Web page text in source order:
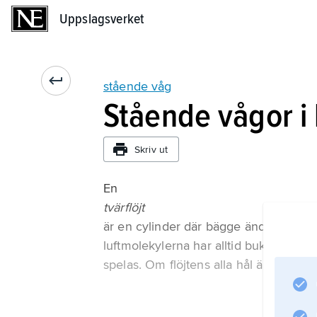
Uppslagsverket
stående våg
Stående vågor
Skriv ut
En
tvärflöjt
är en cylinder där bägge ändarna är
luftmolekylerna har alltid bukar i
spelas. Om flöjtens alla hål är